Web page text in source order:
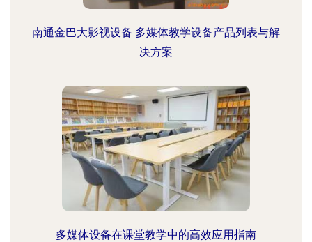
南通金巴大影视设备 多媒体教学设备产品列表与解
决方案
多媒体设备在课堂教学中的高效应用指南